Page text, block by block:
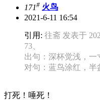
171# 火鸟
2021-6-11 16:54
引用: 往斋 发表于
73、
出句：深杯觉浅，一
对句：蓝鸟涂红，半
打死！唾死！